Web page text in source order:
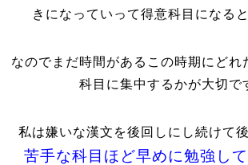
きになっていって得意科目になる
なのでまだ時間があるこの時期にどれ
科目に集中するかが大切で
私は嫌いな漢文を後回しにし続けて
苦手な科目ほど早めに勉強し